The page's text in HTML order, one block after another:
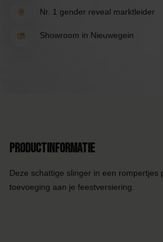
Nr. 1 gender reveal marktleider
Showroom in Nieuwegein
Productinformatie
Deze schattige slinger in een rompertjes
toevoeging aan je feestversiering.